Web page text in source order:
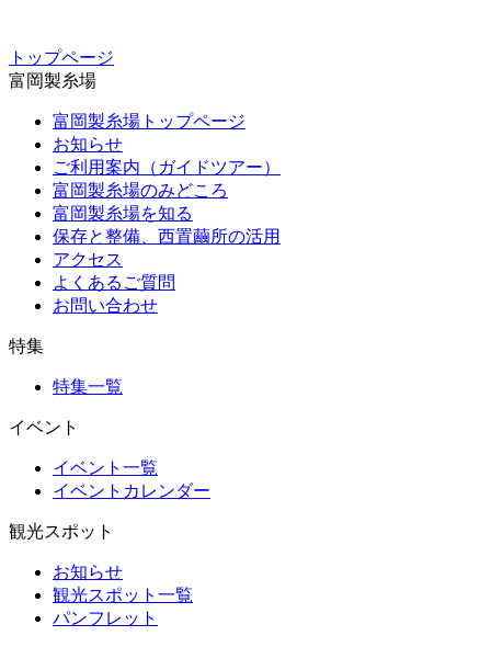
トップページ
富岡製糸場
富岡製糸場トップページ
お知らせ
ご利用案内（ガイドツアー）
富岡製糸場のみどころ
富岡製糸場を知る
保存と整備、西置繭所の活用
アクセス
よくあるご質問
お問い合わせ
特集
特集一覧
イベント
イベント一覧
イベントカレンダー
観光スポット
お知らせ
観光スポット一覧
パンフレット